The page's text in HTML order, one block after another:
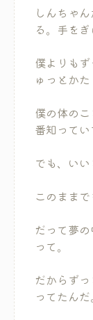
しんちゃ
る。手を
僕よりも
ゅっとかた
僕の体の
番知ってい
でも、いい
このままで
だって夢
って。
だからず
ってたんだ。